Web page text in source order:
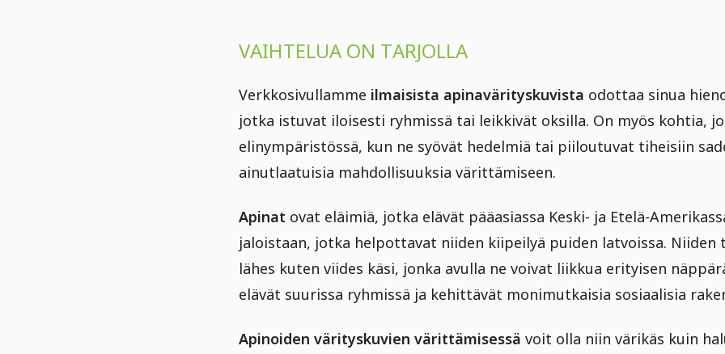
VAIHTELUA ON TARJOLLA
Verkkosivullamme ilmaisista apinavärityskuvista odottaa sinua
jotka istuvat iloisesti ryhmissä tai leikkivät oksilla. On myös kohtia,
elinympäristössä, kun ne syövät hedelmiä tai piiloutuvat tiheisiin
ainutlaatuisia mahdollisuuksia värittämiseen.
Apinat ovat eläimiä, jotka elävät pääasiassa Keski- ja Etelä-
jaloistaan, jotka helpottavat niiden kiipeilyä puiden latvoissa.
lähes kuten viides käsi, jonka avulla ne voivat liikkua erityisen
elävät suurissa ryhmissä ja kehittävät monimutkaisia sosiaalisia
Apinoiden värityskuvien värittämisessä voit olla niin värikäs kuin